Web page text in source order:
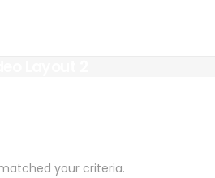
your criteria.